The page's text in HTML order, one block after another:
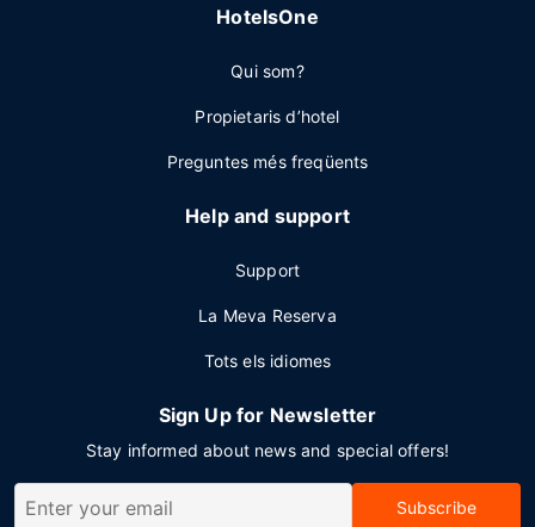
HotelsOne
Qui som?
Propietaris d’hotel
Preguntes més freqüents
Help and support
Support
La Meva Reserva
Tots els idiomes
Sign Up for Newsletter
Stay informed about news and special offers!
Subscribe